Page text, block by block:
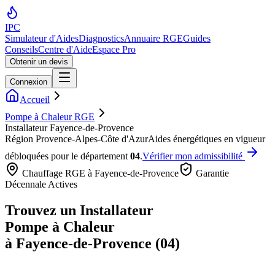
IPC
Simulateur d'AidesDiagnosticsAnnuaire RGEGuides
ConseilsCentre d'AideEspace Pro
Obtenir un devis
Connexion
Accueil
Pompe à Chaleur RGE
Installateur Fayence-de-Provence
Région Provence-Alpes-Côte d'AzurAides énergétiques en vigueur
débloquées pour le département 04.Vérifier mon admissibilité
Chauffage RGE à Fayence-de-Provence
Garantie
Décennale Actives
Trouvez un Installateur
Pompe à Chaleur
à Fayence-de-Provence (04)